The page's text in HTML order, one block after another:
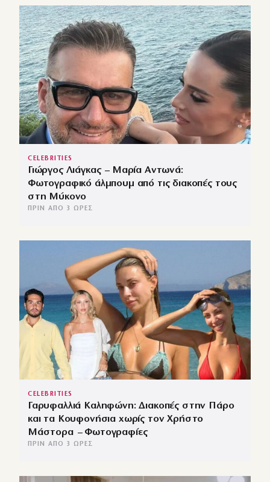
CELEBRITIES
Γιώργος Λιάγκας – Μαρία Αντωνά:
Φωτογραφικό άλμπουμ από τις διακοπές τους
στη Μύκονο
ΠΡΙΝ ΑΠΌ 3 ΏΡΕΣ
CELEBRITIES
Γαρυφαλλιά Καληφώνη: Διακοπές στην Πάρο
και τα Κουφονήσια χωρίς τον Χρήστο
Μάστορα – Φωτογραφίες
ΠΡΙΝ ΑΠΌ 3 ΏΡΕΣ